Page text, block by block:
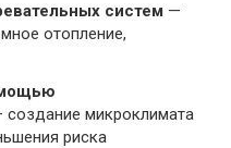
систем —
отопление,
создание микроклимата
риска